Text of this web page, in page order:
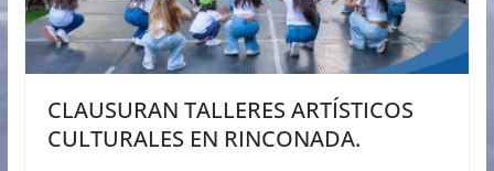
CLAUSURAN TALLERES ARTÍSTICOS
CULTURALES EN RINCONADA.